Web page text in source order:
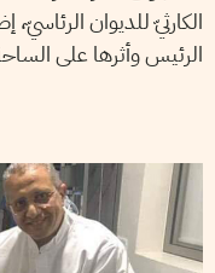
الكارثيّ للديوان
الرئيس وأثرها على